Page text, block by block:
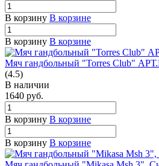
В корзину В корзине
В корзину В корзине
Мяч гандбольный "Torres Club"
(4.5)
В наличии
1640 руб.
В корзину В корзине
В корзину В корзине